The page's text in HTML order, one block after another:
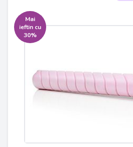
Mai
ieftin cu
30%